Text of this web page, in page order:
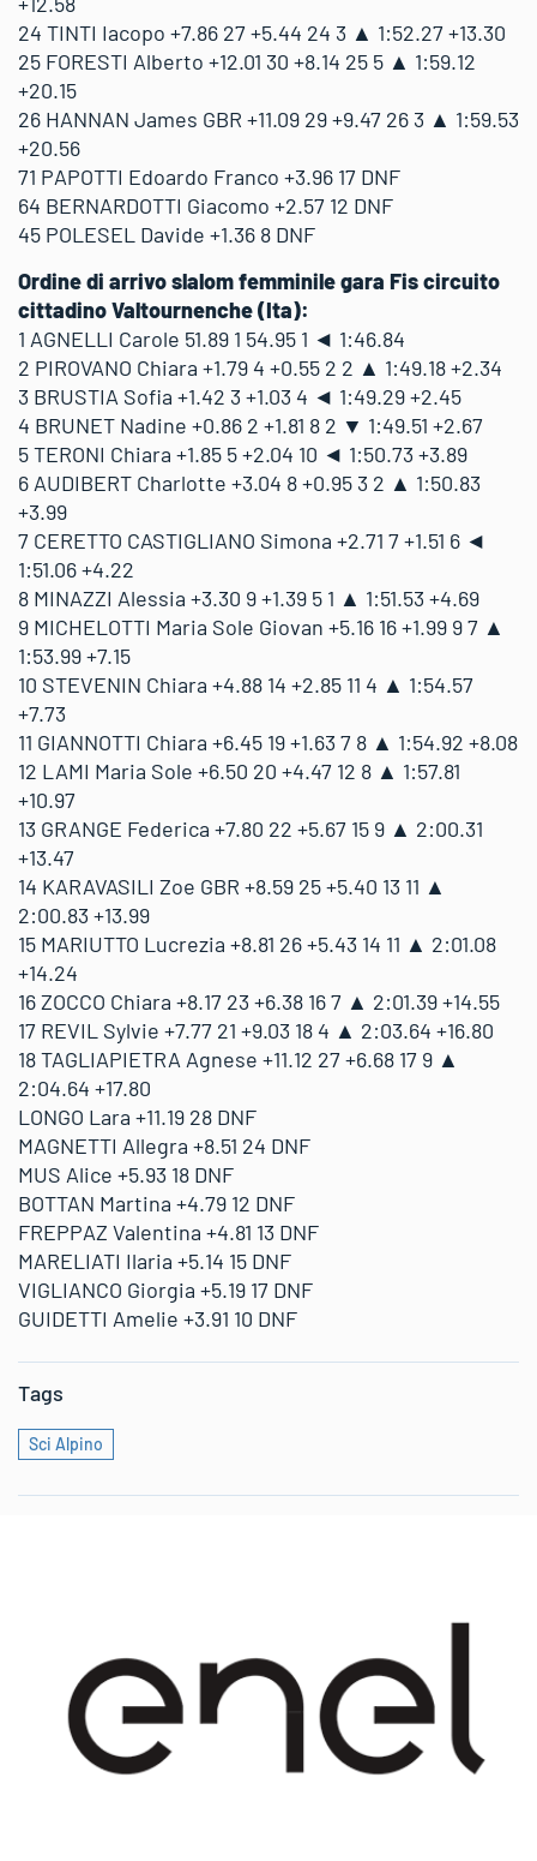
24 TINTI Iacopo +7.86 27 +5.44 24 3 ▲ 1:52.27 +13.30
25 FORESTI Alberto +12.01 30 +8.14 25 5 ▲ 1:59.12
+20.15
26 HANNAN James GBR +11.09 29 +9.47 26 3 ▲ 1:59.53
+20.56
71 PAPOTTI Edoardo Franco +3.96 17 DNF
64 BERNARDOTTI Giacomo +2.57 12 DNF
45 POLESEL Davide +1.36 8 DNF
Ordine di arrivo slalom femminile gara Fis circuito
cittadino Valtournenche (Ita):
1 AGNELLI Carole 51.89 1 54.95 1 ◄ 1:46.84
2 PIROVANO Chiara +1.79 4 +0.55 2 2 ▲ 1:49.18 +2.34
3 BRUSTIA Sofia +1.42 3 +1.03 4 ◄ 1:49.29 +2.45
4 BRUNET Nadine +0.86 2 +1.81 8 2 ▼ 1:49.51 +2.67
5 TERONI Chiara +1.85 5 +2.04 10 ◄ 1:50.73 +3.89
6 AUDIBERT Charlotte +3.04 8 +0.95 3 2 ▲ 1:50.83
+3.99
7 CERETTO CASTIGLIANO Simona +2.71 7 +1.51 6 ◄
1:51.06 +4.22
8 MINAZZI Alessia +3.30 9 +1.39 5 1 ▲ 1:51.53 +4.69
9 MICHELOTTI Maria Sole Giovan +5.16 16 +1.99 9 7 ▲
1:53.99 +7.15
10 STEVENIN Chiara +4.88 14 +2.85 11 4 ▲ 1:54.57
+7.73
11 GIANNOTTI Chiara +6.45 19 +1.63 7 8 ▲ 1:54.92 +8.08
12 LAMI Maria Sole +6.50 20 +4.47 12 8 ▲ 1:57.81
+10.97
13 GRANGE Federica +7.80 22 +5.67 15 9 ▲ 2:00.31
+13.47
14 KARAVASILI Zoe GBR +8.59 25 +5.40 13 11 ▲
2:00.83 +13.99
15 MARIUTTO Lucrezia +8.81 26 +5.43 14 11 ▲ 2:01.08
+14.24
16 ZOCCO Chiara +8.17 23 +6.38 16 7 ▲ 2:01.39 +14.55
17 REVIL Sylvie +7.77 21 +9.03 18 4 ▲ 2:03.64 +16.80
18 TAGLIAPIETRA Agnese +11.12 27 +6.68 17 9 ▲
2:04.64 +17.80
LONGO Lara +11.19 28 DNF
MAGNETTI Allegra +8.51 24 DNF
MUS Alice +5.93 18 DNF
BOTTAN Martina +4.79 12 DNF
FREPPAZ Valentina +4.81 13 DNF
MARELIATI Ilaria +5.14 15 DNF
VIGLIANCO Giorgia +5.19 17 DNF
GUIDETTI Amelie +3.91 10 DNF
Tags
Sci Alpino